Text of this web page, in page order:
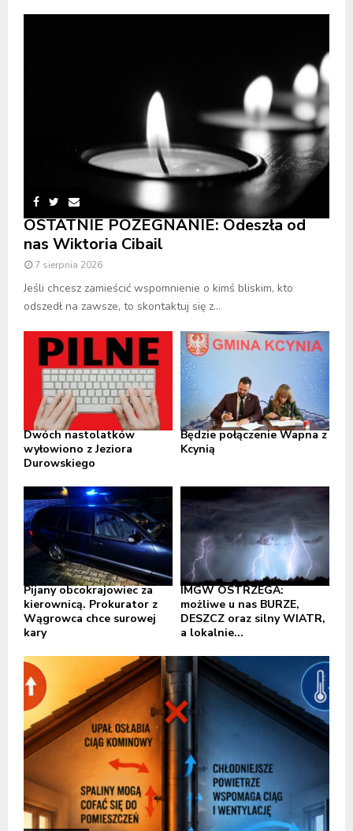
OSTATNIE POŻEGNANIE: Odeszła od
nas Wiktoria Cibail
7 sierpnia 2026
Jeśli chcesz zamieścić wspomnienie o kimś bliskim, kto
odszedł na zawsze, to skontaktuj się z...
Dwóch nastolatków
wyłowiono z Jeziora
Durowskiego
Będzie połączenie Wapna z
Kcynią
Pijany obcokrajowiec za
kierownicą. Prokurator z
Wągrowca chce surowej
kary
IMGW OSTRZEGA:
możliwe u nas BURZE,
DESZCZ oraz silny WIATR,
a lokalnie...